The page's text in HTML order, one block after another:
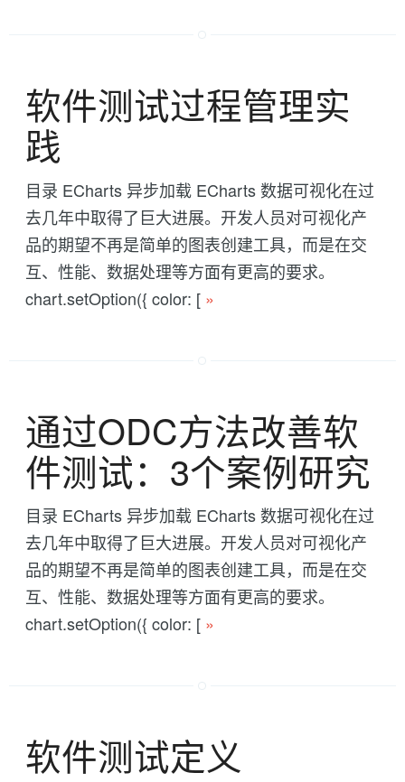
软件测试过程管理实
践
目录 ECharts 异步加载 ECharts 数据可视化在过
去几年中取得了巨大进展。开发人员对可视化产
品的期望不再是简单的图表创建工具，而是在交
互、性能、数据处理等方面有更高的要求。
chart.setOption({ color: [ »
通过ODC方法改善软
件测试：3个案例研究
目录 ECharts 异步加载 ECharts 数据可视化在过
去几年中取得了巨大进展。开发人员对可视化产
品的期望不再是简单的图表创建工具，而是在交
互、性能、数据处理等方面有更高的要求。
chart.setOption({ color: [ »
软件测试定义